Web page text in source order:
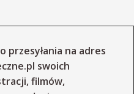
przesyłania na adres
swoich
filmów,